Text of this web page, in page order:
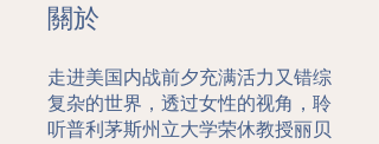
關於
走进美国内战前夕充满活力又错综
复杂的世界，透过女性的视角，聆
听普利茅斯州立大学荣休教授丽贝